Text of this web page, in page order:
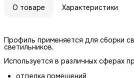
О товаре Характеристики
Профиль применяется для сборки
светильников.
Используется в различных сферах
отделка помещений